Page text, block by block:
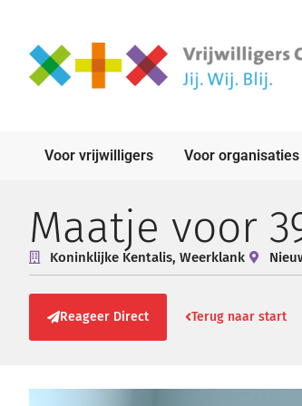
Voor vrijwilligers Voor organisaties
Maatje voor
Koninklijke Kentalis, Weerklank
Reageer Direct Terug naar start